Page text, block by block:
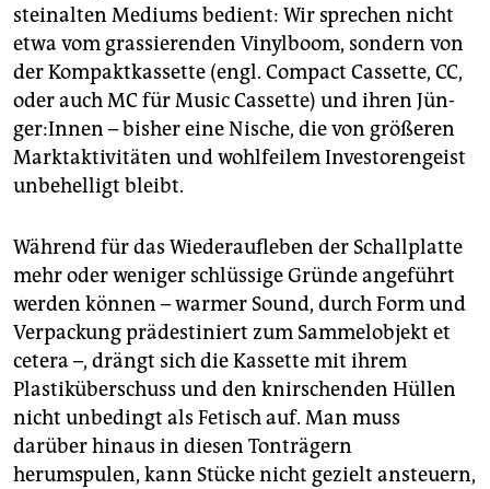
epaper login
steinalten Mediums bedient: Wir sprechen nicht
etwa vom grassierenden Vinylboom, sondern von
der Kompaktkassette (engl. Compact Cassette, CC,
oder auch MC für Music Cassette) und ihren Jün­
ger:In­nen – bisher eine Nische, die von größeren
Marktaktivitäten und wohlfeilem Investorengeist
unbehelligt bleibt.
Während für das Wiederaufleben der Schallplatte
mehr oder weniger schlüssige Gründe angeführt
werden können – warmer Sound, durch Form und
Verpackung prädestiniert zum Sammelobjekt et
cetera –, drängt sich die Kassette mit ihrem
Plastiküberschuss und den knirschenden Hüllen
nicht unbedingt als Fetisch auf. Man muss
darüber hinaus in diesen Tonträgern
herumspulen, kann Stücke nicht gezielt ansteuern,